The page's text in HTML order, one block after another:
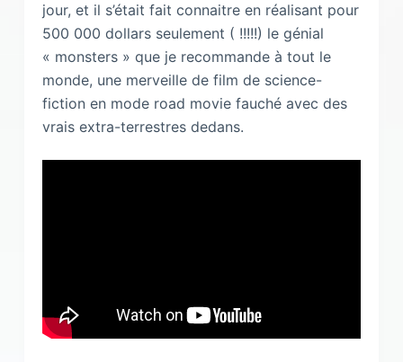
jour, et il s’était fait connaitre en réalisant pour
500 000 dollars seulement ( !!!!!) le génial
« monsters » que je recommande à tout le
monde, une merveille de film de science-
fiction en mode road movie fauché avec des
vrais extra-terrestres dedans.